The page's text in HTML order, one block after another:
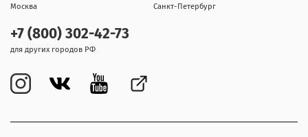
Москва Санкт-Петербург
+7 (800) 302-42-73
для других городов РФ